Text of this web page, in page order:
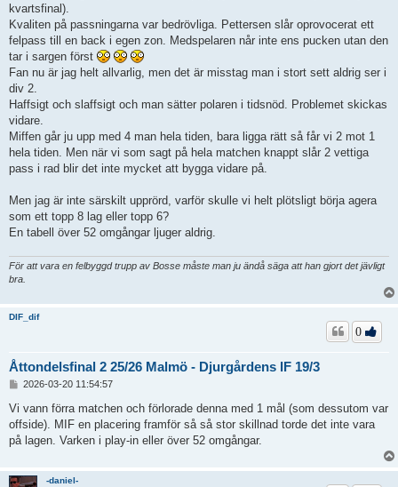
kvartsfinal).
Kvaliten på passningarna var bedrövliga. Pettersen slår oprovocerat ett
felpass till en back i egen zon. Medspelaren når inte ens pucken utan den
tar i sargen först
Fan nu är jag helt allvarlig, men det är misstag man i stort sett aldrig ser i
div 2.
Haffsigt och slaffsigt och man sätter polaren i tidsnöd. Problemet skickas
vidare.
Miffen går ju upp med 4 man hela tiden, bara ligga rätt så får vi 2 mot 1
hela tiden. Men när vi som sagt på hela matchen knappt slår 2 vettiga
pass i rad blir det inte mycket att bygga vidare på.
Men jag är inte särskilt upprörd, varför skulle vi helt plötsligt börja agera
som ett topp 8 lag eller topp 6?
En tabell över 52 omgångar ljuger aldrig.
För att vara en felbyggd trupp av Bosse måste man ju ändå säga att han gjort det jävligt
bra.
DIF_dif
Åttondelsfinal 2 25/26 Malmö - Djurgårdens IF 19/3
0
ä
g
g
2026-03-20 11:54:57
Vi vann förra matchen och förlorade denna med 1 mål (som dessutom var
offside). MIF en placering framför så så stor skillnad torde det inte vara
på lagen. Varken i play-in eller över 52 omgångar.
-daniel-